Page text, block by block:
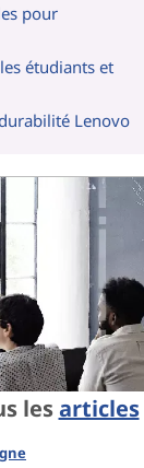
pour
étudiants et
Lenovo
lesarticles